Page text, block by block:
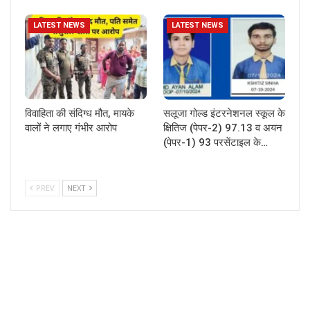
LATEST NEWS
विवाहिता की संदिग्ध मौत, मायके
वालों ने लगाए गंभीर आरोप
LATEST NEWS
सलूजा गोल्ड इंटरनेशनल स्कूल के
क्षितिज (पेपर-2) 97.13 व अयन
(पेपर-1) 93 परसेंटाइल के…
PREV NEXT